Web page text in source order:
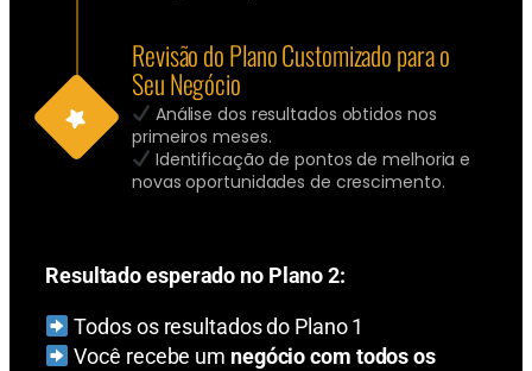
Revisão do Plano Customizado para o
Seu Negócio
Análise dos resultados obtidos nos
primeiros meses.
Identificação de pontos de melhoria e
novas oportunidades de crescimento.
Resultado esperado no Plano 2:
Todos os resultados do Plano 1
Você recebe um negócio com todos os